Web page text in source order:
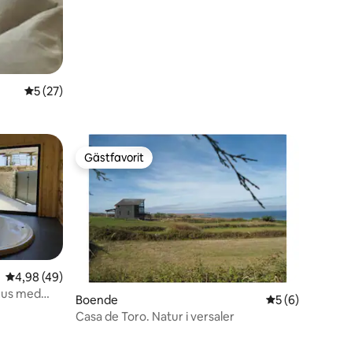
5 av 5 i genomsnittligt betyg, 27 omdömen
5 (27)
4,98 av 5 i genomsnittligt betyg, 49 omdömen
4,98 (49)
med
Gästfavorit
Gästfavorit
Boende 5 av 5 i
5 (6)
Casa de Toro. Natur i versaler